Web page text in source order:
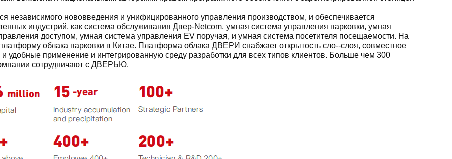
независимого нововведения и унифицированного управления производством, и обеспечивается
индустрий, как система обслуживания Двер-Netcom, умная система управления парковки, умная
доступом, умная система управления EV поручая, и умная система посетителя посещаемости. На
облака парковки в Китае. Платформа облака ДВЕРИ снабжает открытость сло--слоя, совместное
удобные применение и интегрированную среду разработки для всех типов клиентов. Больше чем 300
сотрудничают с ДВЕРЬЮ.